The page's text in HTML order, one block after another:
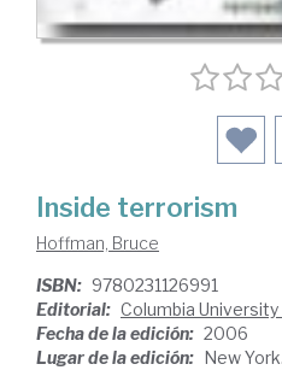
Inside terrorism
Hoffman, Bruce
ISBN: 9780231126991
Editorial: Columbia
Fecha de la edición: 2006
Lugar de la edición: New